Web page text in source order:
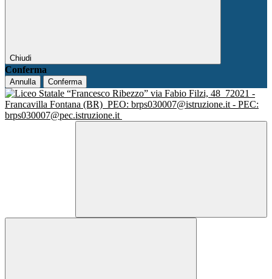
Chiudi
Conferma
Annulla Conferma
via Fabio Filzi, 48 72021 -
Francavilla Fontana (BR) PEO: brps030007@istruzione.it - PEC:
brps030007@pec.istruzione.it